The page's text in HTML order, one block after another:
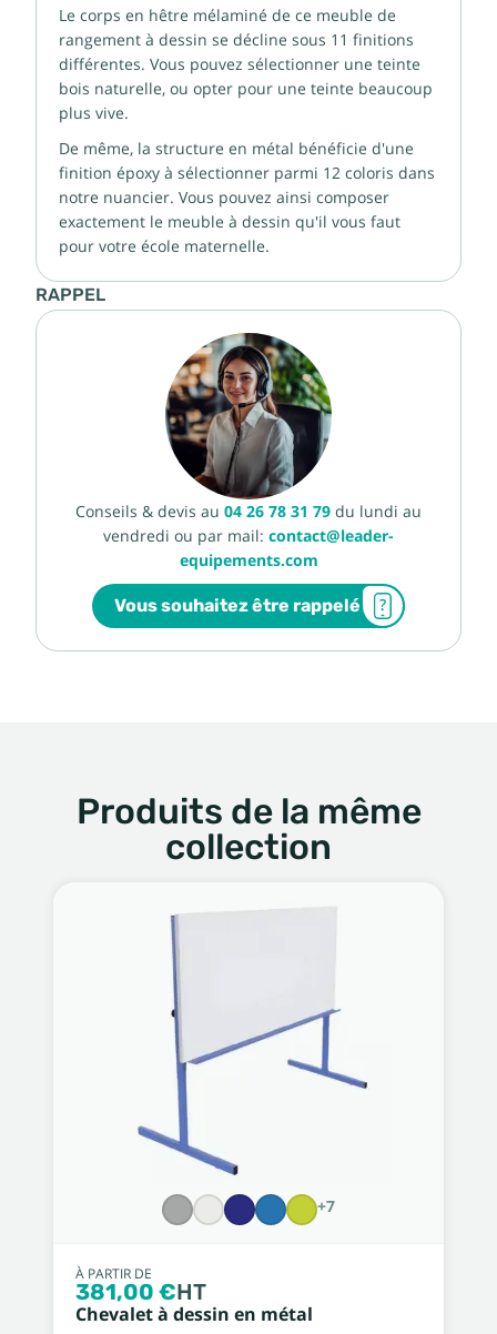
Le corps en hêtre mélaminé de ce meuble de
rangement à dessin se décline sous 11 finitions
différentes. Vous pouvez sélectionner une teinte
bois naturelle, ou opter pour une teinte beaucoup
plus vive.
De même, la structure en métal bénéficie d'une
finition époxy à sélectionner parmi 12 coloris dans
notre nuancier. Vous pouvez ainsi composer
exactement le meuble à dessin qu'il vous faut
pour votre école maternelle.
RAPPEL
Conseils & devis au 04 26 78 31 79 du lundi au
vendredi ou par mail: contact@leader-
equipements.com
Vous souhaitez être rappelé
Produits de la même
collection
+7
À PARTIR DE
381,00 €HT
Chevalet à dessin en métal